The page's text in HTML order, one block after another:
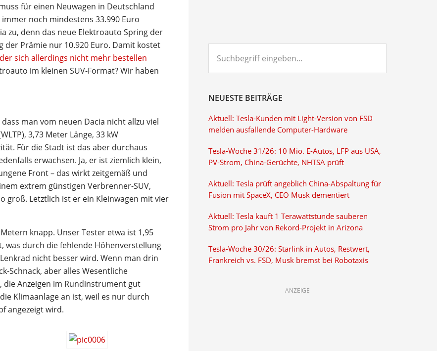
für einen Neuwagen in Deutschland
noch mindestens 33.990 Euro
zu, denn das neue Elektroauto Spring der
Prämie nur 10.920 Euro. Damit kostet
sich allerdings nicht mehr bestellen
im kleinen SUV-Format? Wir haben
man vom neuen Dacia nicht allzu viel
3,73 Meter Länge, 33 kW
Für die Stadt ist das aber durchaus
erwachsen. Ja, er ist ziemlich klein,
Front – das wirkt zeitgemäß und
extrem günstigen Verbrenner-SUV,
groß. Letztlich ist er ein Kleinwagen mit vier
knapp. Unser Tester etwa ist 1,95
durch die fehlende Höhenverstellung
nicht besser wird. Wenn man drin
Schnack, aber alles Wesentliche
die Anzeigen im Rundinstrument gut
Klimaanlage an ist, weil es nur durch
angezeigt wird.
eingeben...
NEUESTE BEITRÄGE
Aktuell: Tesla-Kunden mit Light-Version von FSD
melden ausfallende Computer-Hardware
Tesla-Woche 31/26: 10 Mio. E-Autos, LFP aus USA,
PV-Strom, China-Gerüchte, NHTSA prüft
Aktuell: Tesla prüft angeblich China-Abspaltung für
Fusion mit SpaceX, CEO Musk dementiert
Aktuell: Tesla kauft 1 Terawattstunde sauberen
Strom pro Jahr von Rekord-Projekt in Arizona
Tesla-Woche 30/26: Starlink in Autos, Restwert,
Frankreich vs. FSD, Musk bremst bei Robotaxis
ANZEIGE